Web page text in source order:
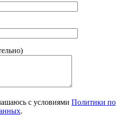
с условиями Политики по
.